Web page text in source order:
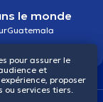
le monde
Guatemala
pour assurer le
et
proposer
ou services tiers.